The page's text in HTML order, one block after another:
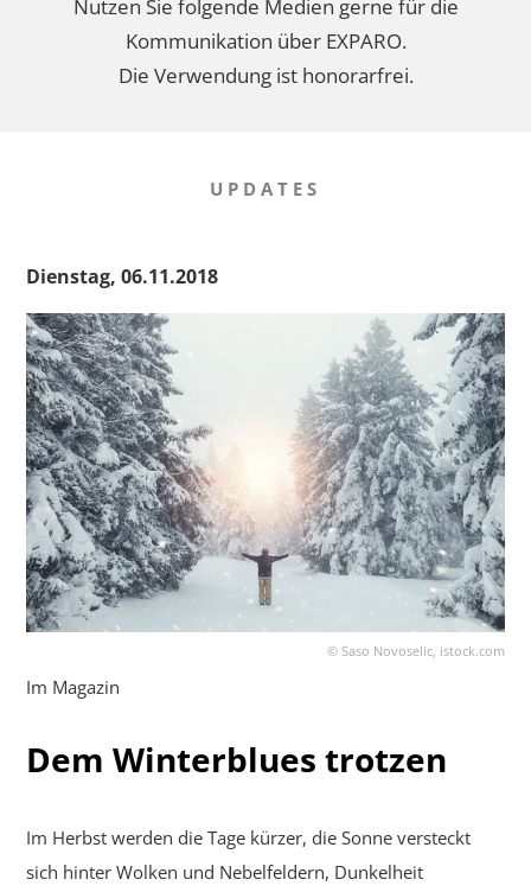
Nutzen Sie folgende Medien gerne für die
Kommunikation über EXPARO.
Die Verwendung ist honorarfrei.
UPDATES
Dienstag, 06.11.2018
© Saso Novoselic, istock.com
Im Magazin
Dem Winterblues trotzen
Im Herbst werden die Tage kürzer, die Sonne versteckt
sich hinter Wolken und Nebelfeldern, Dunkelheit